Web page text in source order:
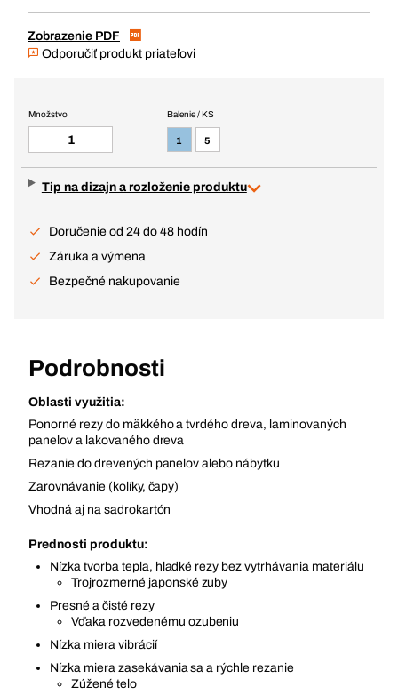
Zobrazenie PDF
Odporučiť produkt priateľovi
Balenie / KS
1 5
Množstvo
Tip na dizajn a rozloženie produktu
Doručenie od 24 do 48 hodín
Záruka a výmena
Bezpečné nakupovanie
Podrobnosti
Oblasti využitia:
Ponorné rezy do mäkkého a tvrdého dreva, laminovaných
panelov a lakovaného dreva
Rezanie do drevených panelov alebo nábytku
Zarovnávanie (kolíky, čapy)
Vhodná aj na sadrokartón
Prednosti produktu:
Nízka tvorba tepla, hladké rezy bez vytrhávania materiálu
Trojrozmerné japonské zuby
Presné a čisté rezy
Vďaka rozvedenému ozubeniu
Nízka miera vibrácií
Nízka miera zasekávania sa a rýchle rezanie
Zúžené telo